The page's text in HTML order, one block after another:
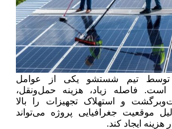
تیم شستشو یکی از عوامل
است. فاصله زیاد، هزینه حمل‌ونقل،
و استهلاک تجهیزات را بالا
موقعیت جغرافیایی پروژه می‌تواند
ایجاد کند.